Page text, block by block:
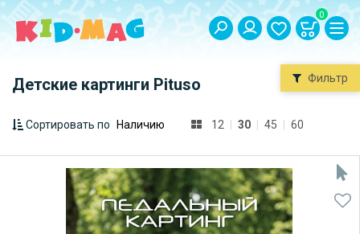
0
Детские картинги Pituso
Сортировать по 12 30 45 60
Фильтр